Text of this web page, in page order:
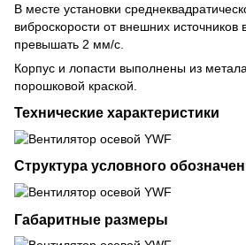
В месте установки
виброскорости от внешних
превышать 2 мм/с.
Корпус и лопасти выполнены из
порошковой краской.
Технические характеристики
Структура условного
Габаритные размеры